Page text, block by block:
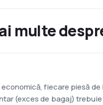
multe
fiecare piesă
(exces de bagaj)